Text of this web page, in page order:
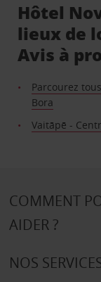
Hôtel
lieux de
Avis à
Parcourez
Bora
Vaitāpē -
COMMENT
AIDER ?
NOS